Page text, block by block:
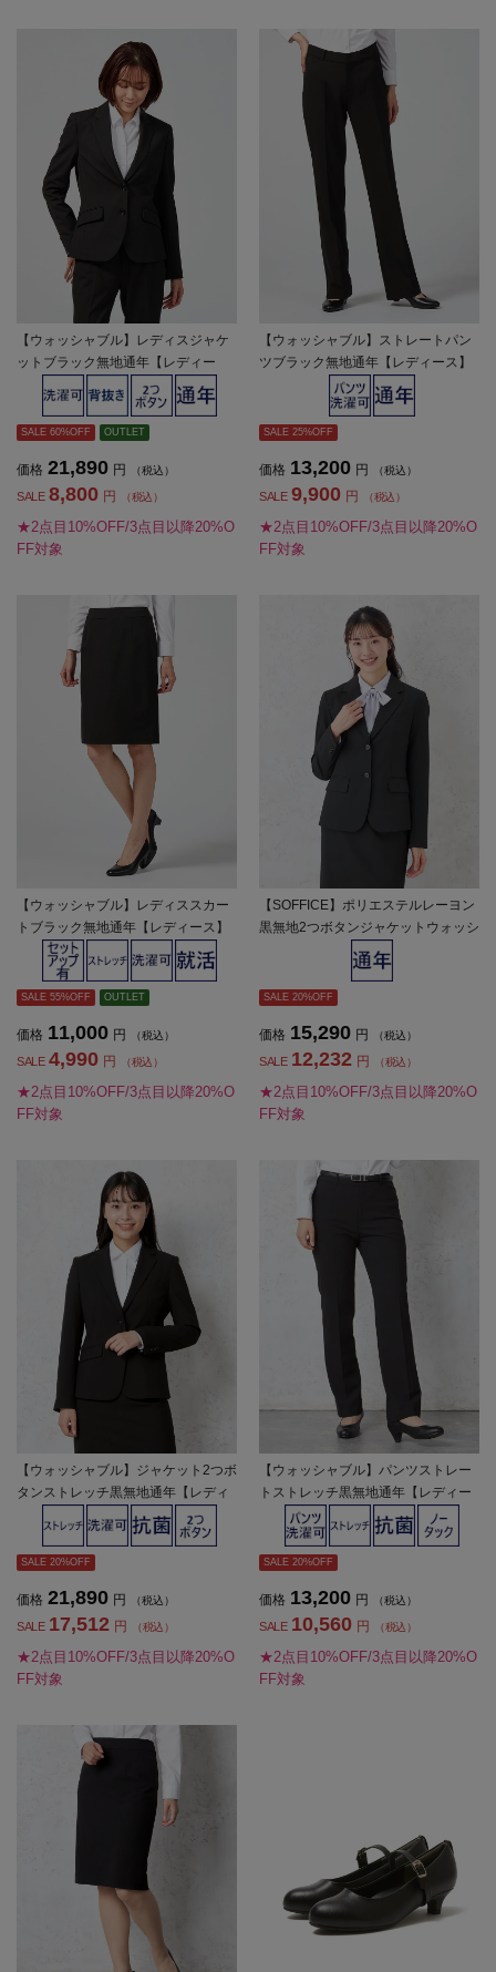
【ウォッシャブル】レディスジャケ
ットブラック無地通年【レディー
SALE 60%OFF OUTLET
価格 21,890 円 （税込）
SALE 8,800 円 （税込）
★2点目10%OFF/3点目以降20%O
FF対象
【ウォッシャブル】ストレートパン
ツブラック無地通年【レディース】
SALE 25%OFF
価格 13,200 円 （税込）
SALE 9,900 円 （税込）
★2点目10%OFF/3点目以降20%O
FF対象
【ウォッシャブル】レディススカー
トブラック無地通年【レディース】
SALE 55%OFF OUTLET
価格 11,000 円 （税込）
SALE 4,990 円 （税込）
★2点目10%OFF/3点目以降20%O
FF対象
【SOFFICE】ポリエステルレーヨン
黒無地2つボタンジャケットウォッシ
ャブルストレッチ通年【レディー
SALE 20%OFF
価格 15,290 円 （税込）
SALE 12,232 円 （税込）
★2点目10%OFF/3点目以降20%O
FF対象
【ウォッシャブル】ジャケット2つボ
タンストレッチ黒無地通年【レディ
SALE 20%OFF
価格 21,890 円 （税込）
SALE 17,512 円 （税込）
★2点目10%OFF/3点目以降20%O
FF対象
【ウォッシャブル】パンツストレー
トストレッチ黒無地通年【レディー
SALE 20%OFF
価格 13,200 円 （税込）
SALE 10,560 円 （税込）
★2点目10%OFF/3点目以降20%O
FF対象